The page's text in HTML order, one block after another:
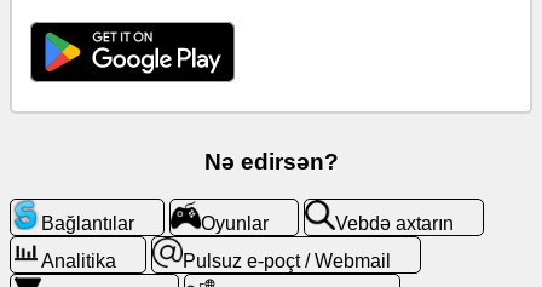
Əlaqələr
Oyunlar
axtarın
Pulsuz
Nə edirsən?
Bağlantılar Oyunlar
Vebdə axtarın
Analitika
Pulsuz e-poçt / Webmail